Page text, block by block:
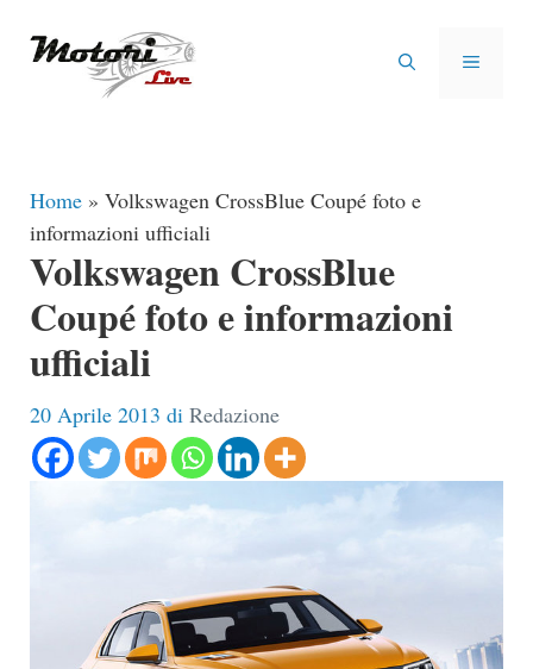
MENU
Home » Volkswagen CrossBlue Coupé foto e
informazioni ufficiali
Volkswagen CrossBlue
Coupé foto e informazioni
ufficiali
20 Aprile 2013 di Redazione